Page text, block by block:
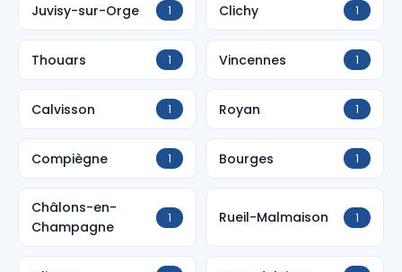
Juvisy-sur-Orge 1 Clichy 1
Thouars 1 Vincennes 1
Calvisson 1 Royan 1
Compiègne 1 Bourges 1
Châlons-en-
Champagne
1 Rueil-Malmaison 1